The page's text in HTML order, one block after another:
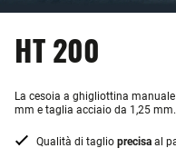
HT 200
La cesoia a ghigliottina
mm e taglia acciaio da 1,25 mm.
Qualità di taglio precisa al